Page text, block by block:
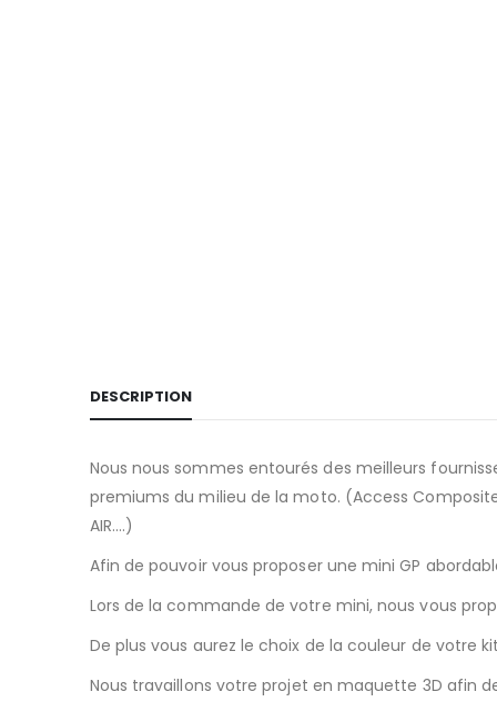
DESCRIPTION
Nous nous sommes entourés des meilleurs
premiums du milieu de la moto. (Access Composite,
AIR….)
Afin de pouvoir vous proposer une mini GP
Lors de la commande de votre mini, nous vous
De plus vous aurez le choix de la couleur de votre
Nous travaillons votre projet en maquette 3D afin